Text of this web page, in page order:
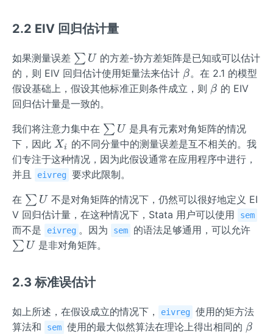
2.2 EIV 回归估计量
如果测量误差 \s
u
m
U
∑ U 的方差-协方差矩阵是已知或可以估计
的，则 EIV 回归估计使用矩量法来估计 \b
et
β。在 2.1 的模型
假设基础上，假设其他标准正则条件成立，则 \b
β 的 EIV
回归估计量是一致的。
我们将注意力集中在 \s
u
m
U
∑ U 是具有元素对角矩阵的情况
下，因此 X_
{i}
Xi
的不同分量中的测量误差是互不相关的。我
们专注于这种情况，因为此假设通常在应用程序中进行，
并且
eivreg 要求此限制。
在 \s
u
m
U
∑ U 不是对角矩阵的情况下，仍然可以很好地定义 EI
V 回归估计量，在这种情况下，Stata 用户可以使用
sem
而不是 eivreg 。因为 sem 的语法足够通用，可以允许
∑ U 是非对角矩阵。
2.3 标准误估计
如上所述，在假设成立的情况下， eivreg
使用的矩方法
算法和
sem 使用的最大似然算法在理论上得出相同的 \b
β